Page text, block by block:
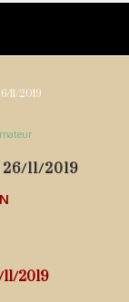
11/2019
11/2019
2019